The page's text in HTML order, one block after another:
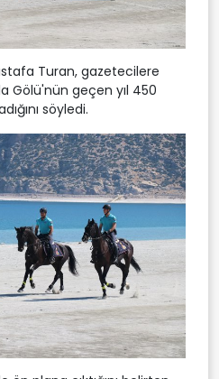
Turan, gazetecilere
Gölü'nün geçen yıl 450
söyledi.